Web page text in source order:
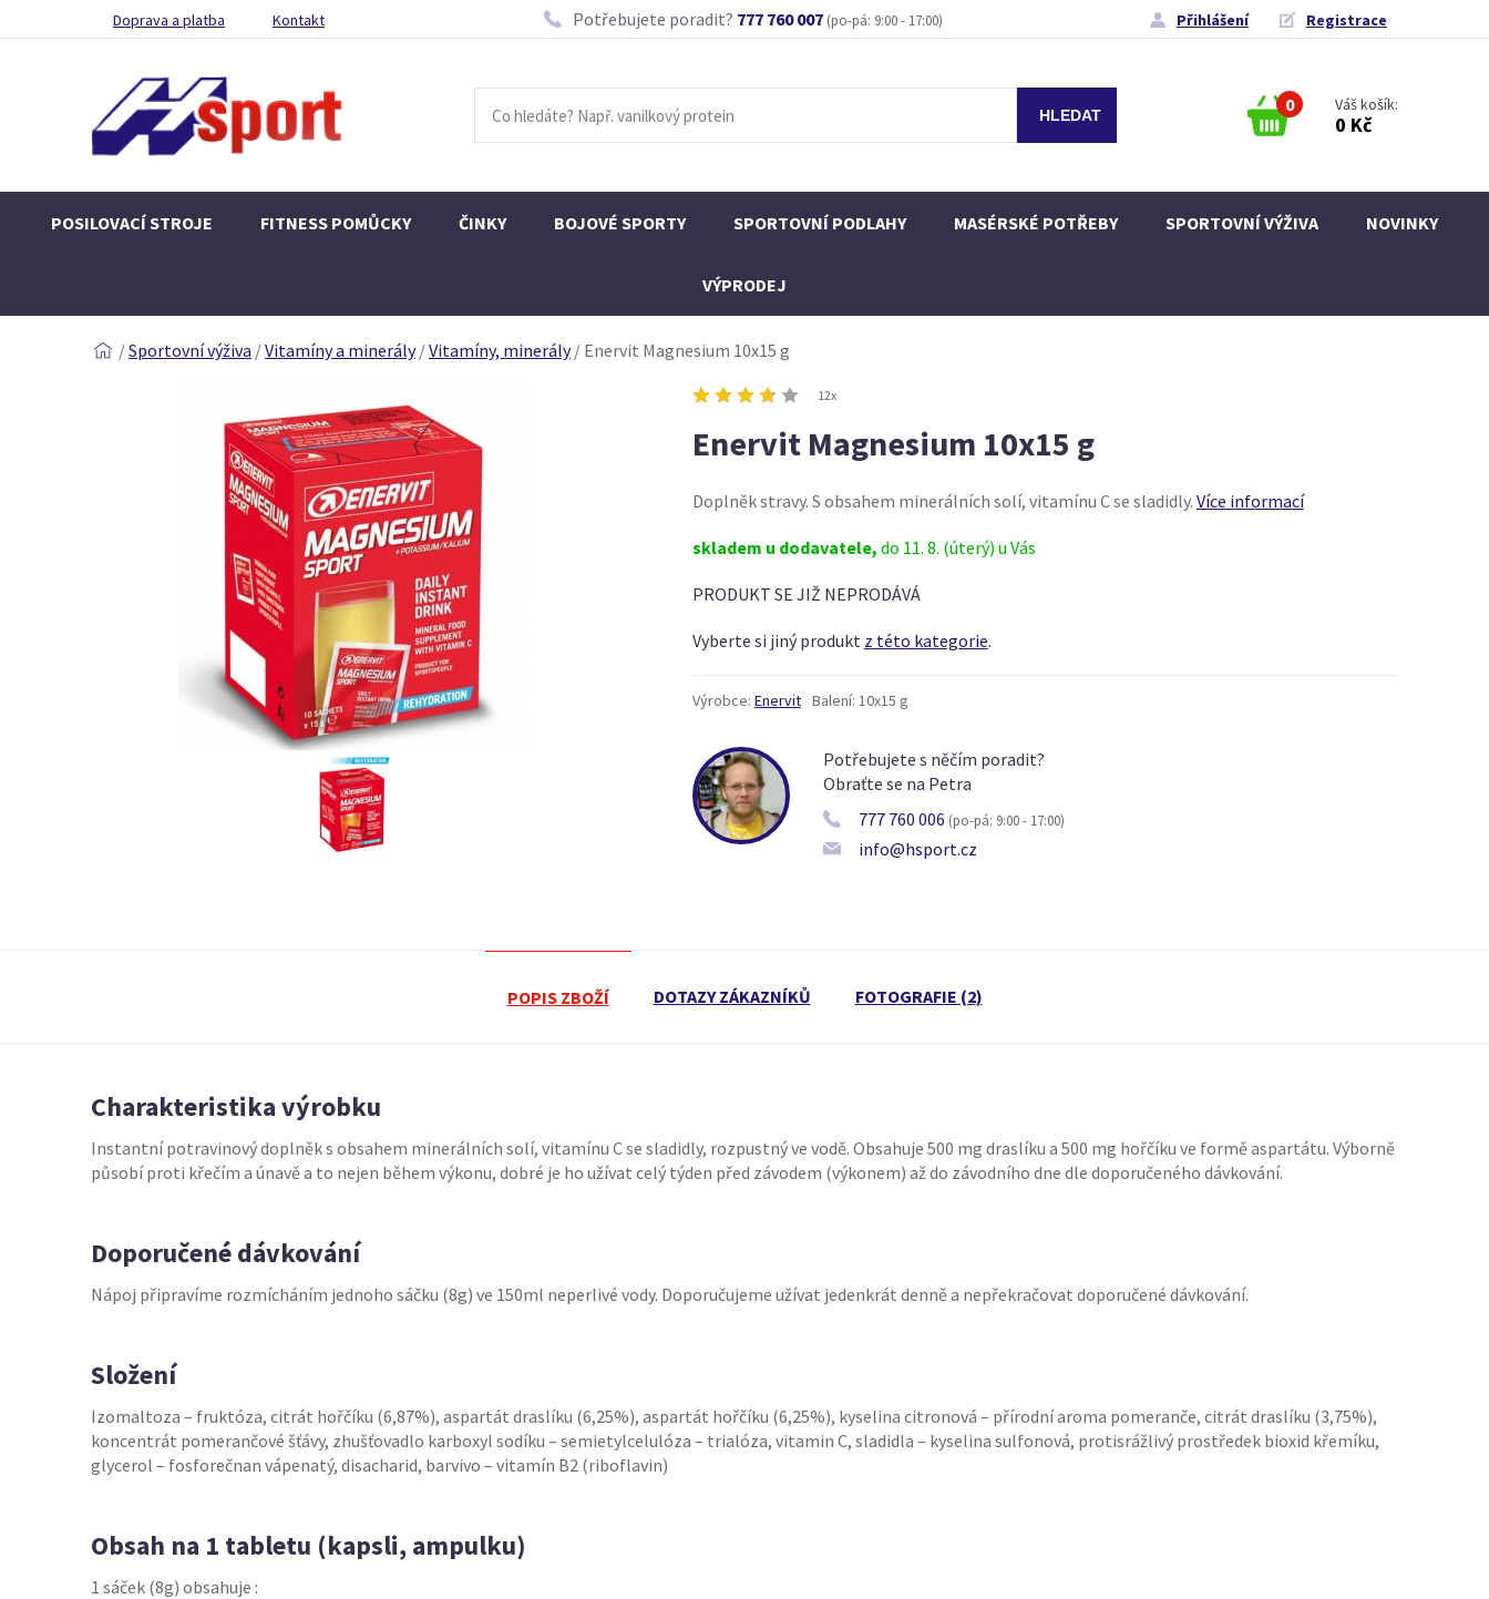
Doprava a platba Kontakt Potřebujete poradit? 777 760 007 (po-pá: 9:00 - 17:00) Přihlášení Registrace
0 Váš košík:
0 Kč
POSILOVACÍ STROJE FITNESS POMŮCKY ČINKY BOJOVÉ SPORTY SPORTOVNÍ PODLAHY MASÉRSKÉ POTŘEBY SPORTOVNÍ VÝŽIVA NOVINKY
VÝPRODEJ
/Sportovní výživa /Vitamíny a minerály /Vitamíny, minerály / Enervit Magnesium 10x15 g
12x
Enervit Magnesium 10x15 g
Doplněk stravy. S obsahem minerálních solí, vitamínu C se sladidly. Více informací
skladem u dodavatele, do 11. 8. (úterý) u Vás
PRODUKT SE JIŽ NEPRODÁVÁ
Vyberte si jiný produkt z této kategorie.
Výrobce: Enervit Balení: 10x15 g
Potřebujete s něčím poradit?
Obraťte se na Petra
777 760 006 (po-pá: 9:00 - 17:00)
info@hsport.cz
POPIS ZBOŽÍ DOTAZY ZÁKAZNÍKŮ FOTOGRAFIE (2)
Charakteristika výrobku
Instantní potravinový doplněk s obsahem minerálních solí, vitamínu C se sladidly, rozpustný ve vodě. Obsahuje 500 mg draslíku a 500 mg hořčíku ve formě aspartátu. Výborně
působí proti křečím a únavě a to nejen během výkonu, dobré je ho užívat celý týden před závodem (výkonem) až do závodního dne dle doporučeného dávkování.
Doporučené dávkování
Nápoj připravíme rozmícháním jednoho sáčku (8g) ve 150ml neperlivé vody. Doporučujeme užívat jedenkrát denně a nepřekračovat doporučené dávkování.
Složení
Izomaltoza – fruktóza, citrát hořčíku (6,87%), aspartát draslíku (6,25%), aspartát hořčíku (6,25%), kyselina citronová – přírodní aroma pomeranče, citrát draslíku (3,75%),
koncentrát pomerančové šťávy, zhušťovadlo karboxyl sodíku – semietylcelulóza – trialóza, vitamin C, sladidla – kyselina sulfonová, protisrážlivý prostředek bioxid křemíku,
glycerol – fosforečnan vápenatý, disacharid, barvivo – vitamín B2 (riboflavin)
Obsah na 1 tabletu (kapsli, ampulku)
1 sáček (8g) obsahuje :